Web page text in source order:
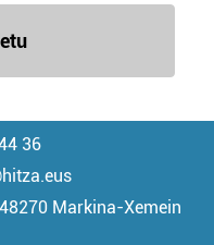
36
Markina-Xemein